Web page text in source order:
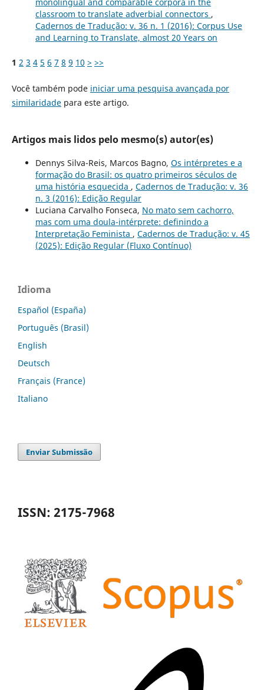
classroom to translate adverbial connectors ,
Cadernos de Tradução: v. 36 n. 1 (2016): Corpus Use
and Learning to Translate, almost 20 Years on
1 2 3 4 5 6 7 8 9 10 > >>
Você também pode iniciar uma pesquisa avançada por
similaridadepara este artigo.
Artigos mais lidos pelo mesmo(s) autor(es)
Dennys Silva-Reis, Marcos Bagno, Os intérpretes e a
formação do Brasil: os quatro primeiros séculos de
uma história esquecida , Cadernos de Tradução: v. 36
n. 3 (2016): Edição Regular
Luciana Carvalho Fonseca, No mato sem cachorro,
mas com uma doula-intérprete: definindo a
Interpretação Feminista , Cadernos de Tradução: v. 45
(2025): Edição Regular (Fluxo Contínuo)
Idioma
Español (España)
Português (Brasil)
English
Deutsch
Français (France)
Italiano
Enviar Submissão
ISSN: 2175-7968